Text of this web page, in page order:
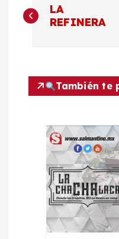
a
e
LA
REFINERA
También te